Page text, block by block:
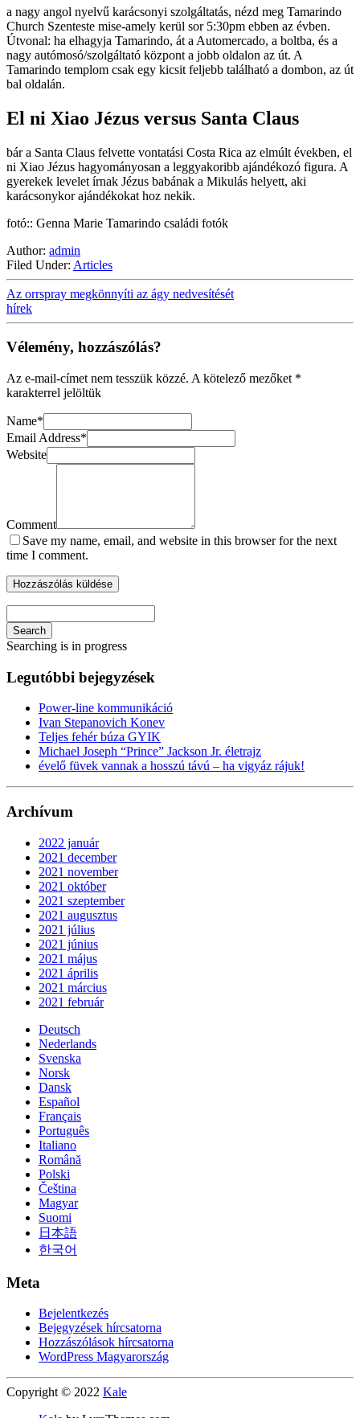
a nagy angol nyelvű karácsonyi szolgáltatás, nézd meg Tamarindo
Church Szenteste mise-amely kerül sor 5:30pm ebben az évben.
Útvonal: ha elhagyja Tamarindo, át a Automercado, a boltba, és a
nagy autómosó/szolgáltató központ a jobb oldalon az út. A
Tamarindo templom csak egy kicsit feljebb található a dombon, az út
bal oldalán.
El ni Xiao Jézus versus Santa Claus
bár a Santa Claus felvette vontatási Costa Rica az elmúlt években, el
ni Xiao Jézus hagyományosan a leggyakoribb ajándékozó figura. A
gyerekek levelet írnak Jézus babának a Mikulás helyett, aki
karácsonykor ajándékokat hoz nekik.
fotó:: Genna Marie Tamarindo családi fotók
Author: admin
Filed Under: Articles
Az orrspray megkönnyíti az ágy nedvesítését
hírek
Vélemény, hozzászólás?
Az e-mail-címet nem tesszük közzé. A kötelező mezőket *
karakterrel jelöltük
Name*
Email Address*
Website
Comment
Save my name, email, and website in this browser for the next
time I comment.
Search
Searching is in progress
Legutóbbi bejegyzések
Power-line kommunikáció
Ivan Stepanovich Konev
Teljes fehér búza GYIK
Michael Joseph “Prince” Jackson Jr. életrajz
évelő füvek vannak a hosszú távú – ha vigyáz rájuk!
Archívum
2022 január
2021 december
2021 november
2021 október
2021 szeptember
2021 augusztus
2021 július
2021 június
2021 május
2021 április
2021 március
2021 február
Deutsch
Nederlands
Svenska
Norsk
Dansk
Español
Français
Português
Italiano
Română
Polski
Čeština
Magyar
Suomi
日本語
한국어
Meta
Bejelentkezés
Bejegyzések hírcsatorna
Hozzászólások hírcsatorna
WordPress Magyarország
Copyright © 2022 Kale